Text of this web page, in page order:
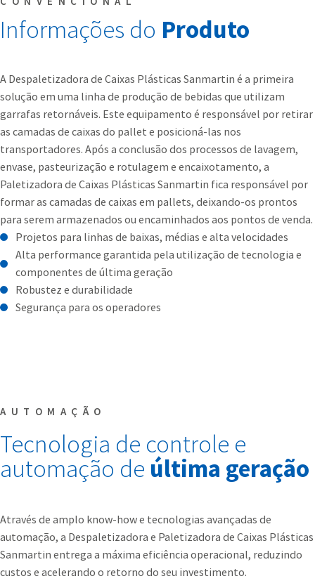
Informações do Produto
A Despaletizadora de Caixas Plásticas Sanmartin é a primeira
solução em uma linha de produção de bebidas que utilizam
garrafas retornáveis. Este equipamento é responsável por retirar
as camadas de caixas do pallet e posicioná-las nos
transportadores. Após a conclusão dos processos de lavagem,
envase, pasteurização e rotulagem e encaixotamento, a
Paletizadora de Caixas Plásticas Sanmartin fica responsável por
formar as camadas de caixas em pallets, deixando-os prontos
para serem armazenados ou encaminhados aos pontos de venda.
Projetos para linhas de baixas, médias e alta velocidades
Alta performance garantida pela utilização de tecnologia e
componentes de última geração
Robustez e durabilidade
Segurança para os operadores
AUTOMAÇÃO
Tecnologia de controle e
automação de última geração
Através de amplo know-how e tecnologias avançadas de
automação, a Despaletizadora e Paletizadora de Caixas Plásticas
Sanmartin entrega a máxima eficiência operacional, reduzindo
custos e acelerando o retorno do seu investimento.